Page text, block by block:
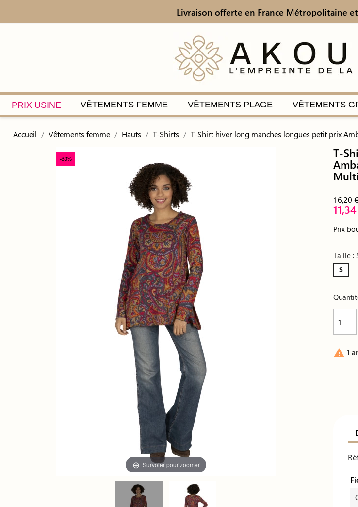
Livraison offerte en France Métropolitaine
PRIX USINE VÊTEMENTS FEMME VÊTEMENTS PLAGE VÊTEMENTS
Accueil Vêtements femme Hauts T-Shirts T-Shirt hiver long manches longues petit prix
-30%
Survoler pour zoomer
T-
16,20 €
Prix
Taille :
S
 1